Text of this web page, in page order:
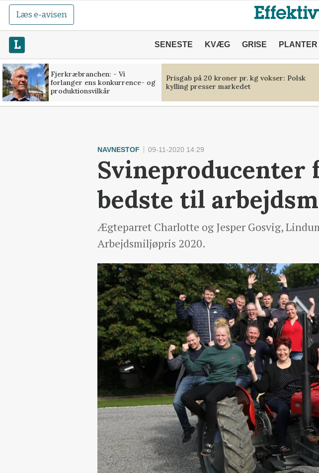
Læs e-avisen
SENESTE KVÆG GRISE PLANTER
Fjerkræbranchen: - Vi
forlanger ens konkurrence- og
produktionsvilkår
Prisgab på 20 kroner pr. kg vokser: Polsk
kylling presser markedet
NAVNESTOF 09-11-2020 14:29
Svineproducenter
bedste til
Ægteparret Charlotte og Jesper Gosvig,
Arbejdsmiljøpris 2020.